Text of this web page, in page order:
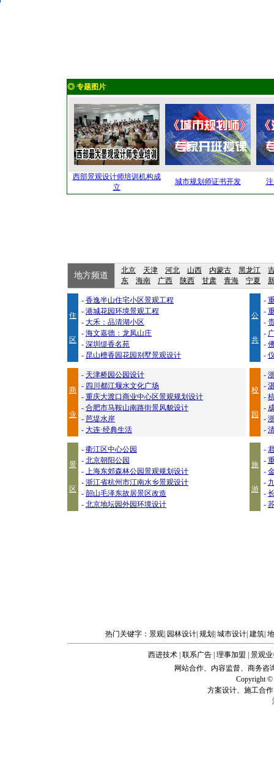
◎ 专题图片
西部景观设计师培训机构成
立
城市规划师证书开发
地方频道
北京 天津 河北 山西 内蒙古 黑龙江
东
海南 广西 陕西 甘肃 青海 宁夏
住
区
- 香逸半山住宅小区景观工程
- 港城花园环境景观工程
- 大禾：品清湖小区
- 海文嘉德：龙凤山庄
- 深圳缇香名苑
- 昆山檀香园花园别墅景观设计
公
共
-
-
-
-
-
-
商
业
- 天津桥园公园设计
- 四川都江堰水文化广场
- 重庆大渡口商业中心区景观规划设计
- 合肥市马鞍山南路街景风貌设计
- 芭堤水岸
- 大连·经典生活
校
园
-
-
-
-
-
-
景
区
- 衢江区中心公园
- 北京朝阳公园
- 上海东郊森林公园景观规划设计
- 浙江省杭州市江南水乡景观设计
- 韶山毛泽东故居景区改造
- 北京地坛园外园环境设计
旅
游
-
-
-
-
-
-
热门关键字： 景观 园林设计 规划 城市设计 建筑
西进技术 联系广告 理事加盟
景观
网站合作、内容监督、商务咨
Copyright
方案设计、施工合